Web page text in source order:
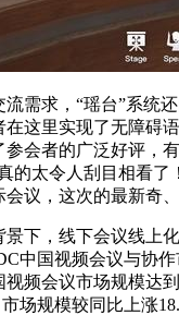
求，“瑶台”系统还
在这里实现了无障碍
会者的广泛好评，
的太令人刮目相看了
议，这次的最新奇
下，线下会议线上化
中国视频会议与协作
视频会议市场规模达
场规模较同比上涨